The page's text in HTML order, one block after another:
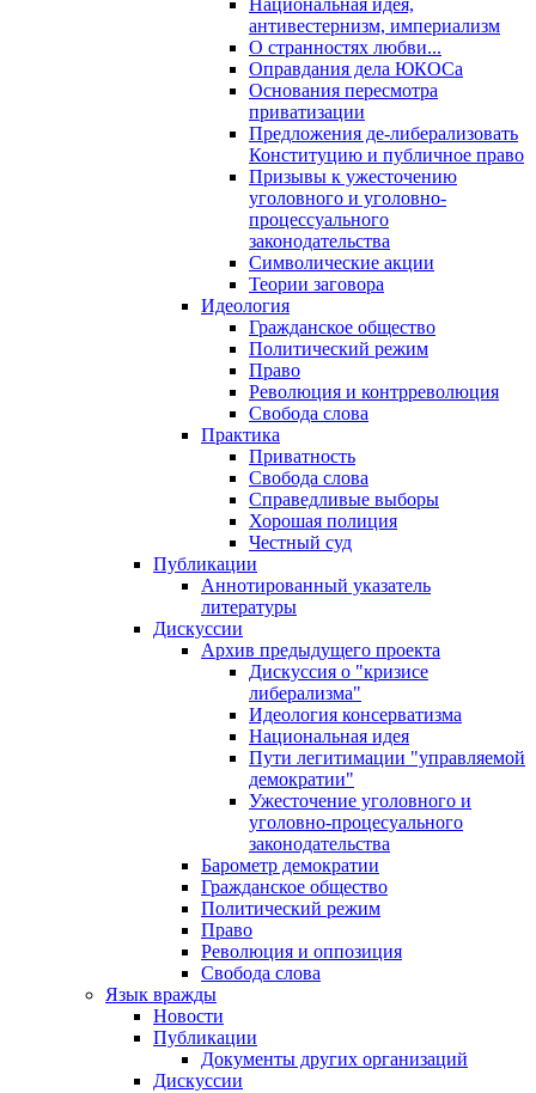
Национальная идея,
антивестернизм, империализм
О странностях любви...
Оправдания дела ЮКОСа
Основания пересмотра
приватизации
Предложения де-либерализовать
Конституцию и публичное право
Призывы к ужесточению
уголовного и уголовно-
процессуального
законодательства
Символические акции
Теории заговора
Идеология
Гражданское общество
Политический режим
Право
Революция и контрреволюция
Свобода слова
Практика
Приватность
Свобода слова
Справедливые выборы
Хорошая полиция
Честный суд
Публикации
Аннотированный указатель
литературы
Дискуссии
Архив предыдущего проекта
Дискуссия о "кризисе
либерализма"
Идеология консерватизма
Национальная идея
Пути легитимации "управляемой
демократии"
Ужесточение уголовного и
уголовно-процесуального
законодательства
Барометр демократии
Гражданское общество
Политический режим
Право
Революция и оппозиция
Свобода слова
Язык вражды
Новости
Публикации
Документы других организаций
Дискуссии